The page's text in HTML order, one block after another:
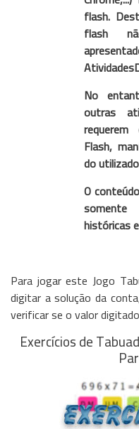
flash.
flash
No
outras
Flash,
do
O
históricas
Para jogar este Jogo
digitar a solução da
verificar se o valor
Exercícios de